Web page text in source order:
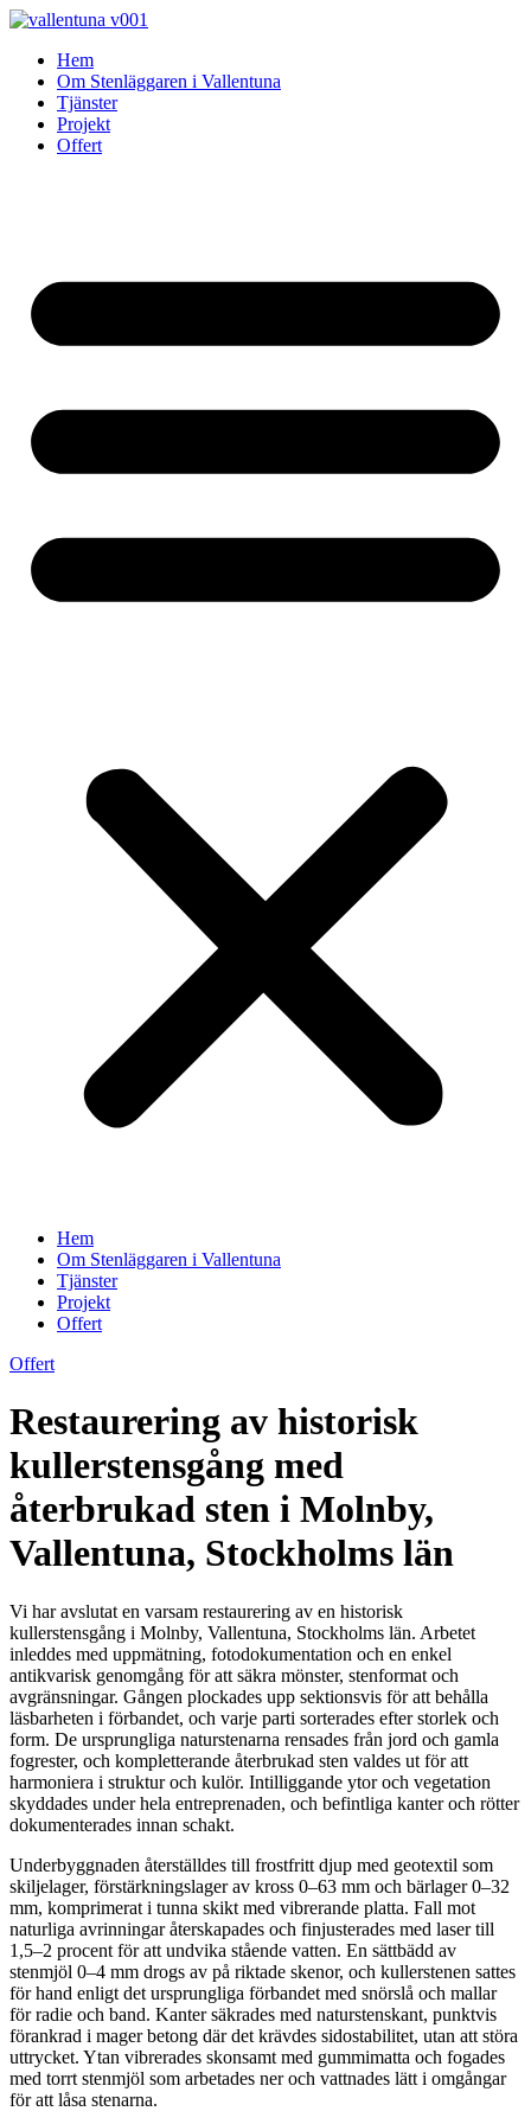
Skip
contentHem
Om Stenläggaren i Vallentuna
Tjänster
Projekt
Offert
Hem
Om Stenläggaren i Vallentuna
Tjänster
Projekt
Offert
Offert
Restaurering av historisk
kullerstensgång med
återbrukad sten i Molnby,
Vallentuna, Stockholms län
Vi har avslutat en varsam restaurering av en historisk
kullerstensgång i Molnby, Vallentuna, Stockholms län. Arbetet
inleddes med uppmätning, fotodokumentation och en enkel
antikvarisk genomgång för att säkra mönster, stenformat och
avgränsningar. Gången plockades upp sektionsvis för att behålla
läsbarheten i förbandet, och varje parti sorterades efter storlek och
form. De ursprungliga naturstenarna rensades från jord och gamla
fogrester, och kompletterande återbrukad sten valdes ut för att
harmoniera i struktur och kulör. Intilliggande ytor och vegetation
skyddades under hela entreprenaden, och befintliga kanter och rötter
dokumenterades innan schakt.
Underbyggnaden återställdes till frostfritt djup med geotextil som
skiljelager, förstärkningslager av kross 0–63 mm och bärlager 0–32
mm, komprimerat i tunna skikt med vibrerande platta. Fall mot
naturliga avrinningar återskapades och finjusterades med laser till
1,5–2 procent för att undvika stående vatten. En sättbädd av
stenmjöl 0–4 mm drogs av på riktade skenor, och kullerstenen sattes
för hand enligt det ursprungliga förbandet med snörslå och mallar
för radie och band. Kanter säkrades med naturstenskant, punktvis
förankrad i mager betong där det krävdes sidostabilitet, utan att störa
uttrycket. Ytan vibrerades skonsamt med gummimatta och fogades
med torrt stenmjöl som arbetades ner och vattnades lätt i omgångar
för att låsa stenarna.